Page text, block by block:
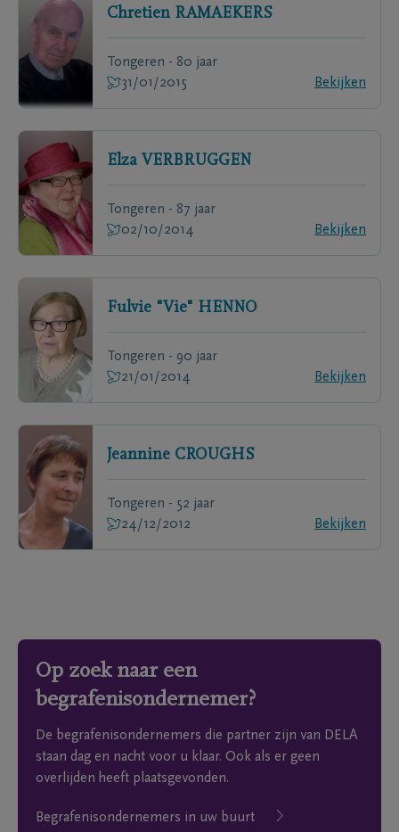
Chretien RAMAEKERS
Tongeren - 80 jaar
31/01/2015
Bekijken
Elza VERBRUGGEN
Tongeren - 87 jaar
02/10/2014
Bekijken
Fulvie "Vie" HENNO
Tongeren - 90 jaar
21/01/2014
Bekijken
Jeannine CROUGHS
Tongeren - 52 jaar
24/12/2012
Bekijken
Op zoek naar een
begrafenisondernemer?
De begrafenisondernemers die partner zijn van DELA
staan dag en nacht voor u klaar. Ook als er geen
overlijden heeft plaatsgevonden.
Begrafenisondernemers in uw buurt